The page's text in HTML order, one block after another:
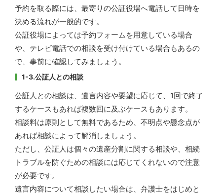
予約を取る際には、最寄りの公証役場へ電話して日時を
決める流れが一般的です。
公証役場によっては予約フォームを用意している場合
や、テレビ電話での相談を受け付けている場合もあるの
で、事前に確認してみましょう。
1-3.公証人との相談
公証人との相談は、遺言内容や要望に応じて、1回で終了
するケースもあれば複数回に及ぶケースもあります。
相談料は原則として無料であるため、不明点や懸念点が
あれば相談によって解消しましょう。
ただし、公証人は個々の遺産分割に関する相談や、相続
トラブルを防ぐための相談には応じてくれないので注意
が必要です。
遺言内容について相談したい場合は、弁護士をはじめと